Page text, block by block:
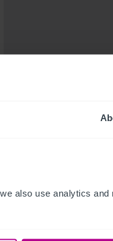
also use analytics and